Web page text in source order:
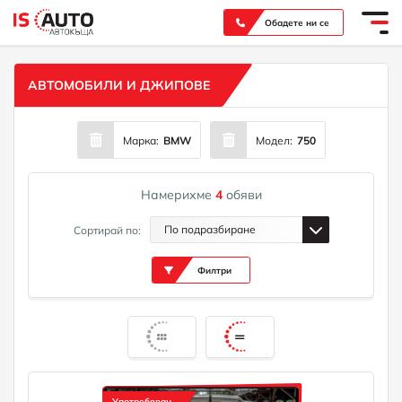
Обадете ни се
АВТОМОБИЛИ И ДЖИПОВЕ
Марка: BMW Модел: 750
Намерихме 4обяви
Сортирай по: По подразбиране
Филтри